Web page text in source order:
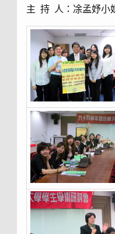
主 持 人：凃孟妤小